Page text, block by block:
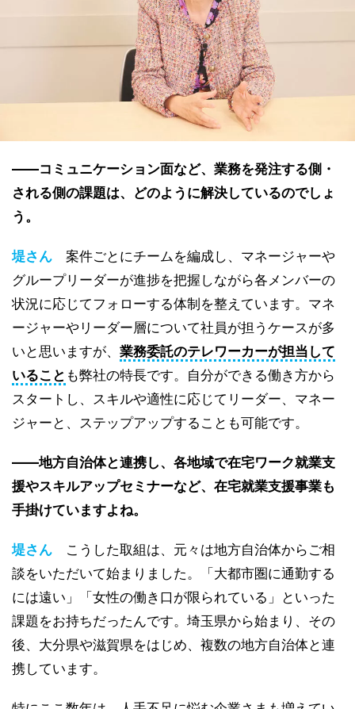
――コミュニケーション面など、業務を発注する側・
される側の課題は、どのように解決しているのでしょ
う。
堤さん
案件ごとにチームを編成し、マネージャーや
グループリーダーが進捗を把握しながら各メンバーの
状況に応じてフォローする体制を整えています。マネ
ージャーやリーダー層について社員が担うケースが多
いと思いますが、 業務委託のテレワーカーが担当して
いること も弊社の特長です。自分ができる働き方から
スタートし、スキルや適性に応じてリーダー、マネー
ジャーと、ステップアップすることも可能です。
――地方自治体と連携し、各地域で在宅ワーク就業支
援やスキルアップセミナーなど、在宅就業支援事業も
手掛けていますよね。
堤さん
こうした取組は、元々は地方自治体からご相
談をいただいて始まりました。「大都市圏に通勤する
には遠い」「女性の働き口が限られている」といった
課題をお持ちだったんです。埼玉県から始まり、その
後、大分県や滋賀県をはじめ、複数の地方自治体と連
携しています。